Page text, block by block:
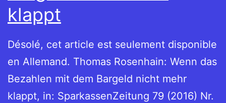
klappt
Désolé, cet article est seulement disponible
en Allemand. Thomas Rosenhain: Wenn das
Bezahlen mit dem Bargeld nicht mehr
klappt, in: SparkassenZeitung 79 (2016) Nr.